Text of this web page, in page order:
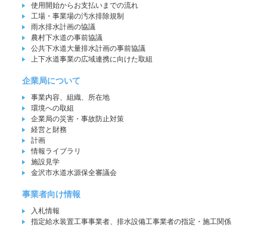
使用開始からお支払いまでの流れ
工場・事業場の汚水排除規制
雨水排水計画の協議
農村下水道の事前協議
公共下水道大量排水計画の事前協議
上下水道事業の広域連携に向けた取組
企業局について
事業内容、組織、所在地
環境への取組
企業局の災害・事故防止対策
経営と財務
計画
情報ライブラリ
施設見学
金沢市水道水源保全審議会
事業者向け情報
入札情報
指定給水装置工事事業者、排水設備工事業者の指定・施工関係